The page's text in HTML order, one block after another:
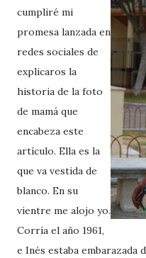
cumpliré mi
promesa lanzada en
redes sociales de
explicaros la
historia de la foto
de mamá que
encabeza este
artículo. Ella es la
que va vestida de
blanco. En su
vientre me alojo yo.
Corría el año 1961,
e Inés estaba embarazada